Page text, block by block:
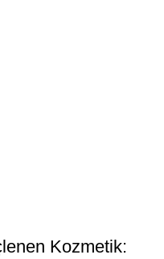
Kozmetik: